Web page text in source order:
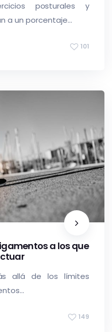
posturales y
a un porcentaje...
101
a los que
allá de los límites
149